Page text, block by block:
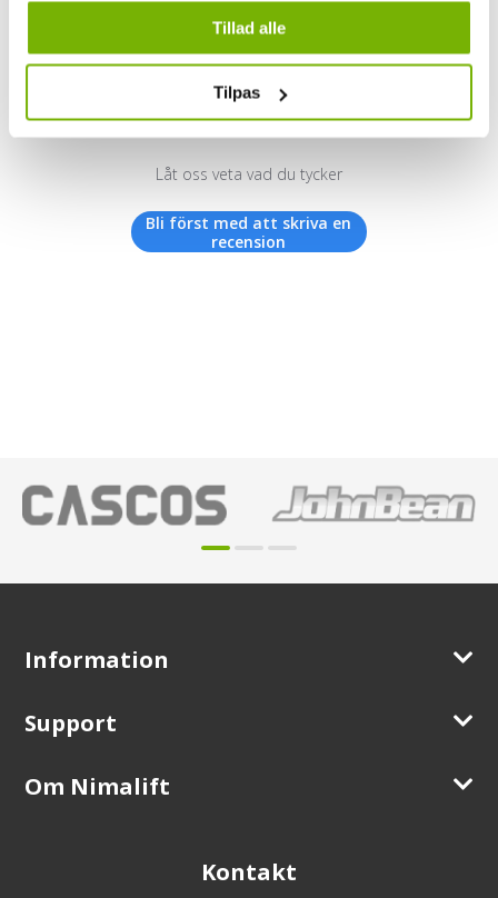
Tillad alle
Tilpas
Vi letar efter stjärnor!
Låt oss veta vad du tycker
Bli först med att skriva en
recension
Information
Support
Om Nimalift
Kontakt